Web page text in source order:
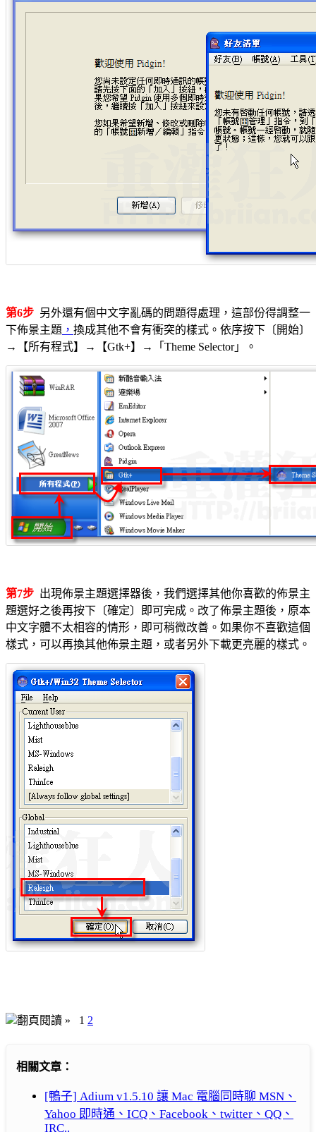
第6步 另外還有個中文字亂碼的問題得處理，這部份得調整一
下佈景主題 ， 換成其他不會有衝突的樣式。依序按下〔開始〕
→【所有程式】→【Gtk+】→「Theme Selector」。
第7步 出現佈景主題選擇器後，我們選擇其他你喜歡的佈景主
題選好之後再按下〔確定〕即可完成。改了佈景主題後，原本
中文字體不太相容的情形，即可稍微改善。如果你不喜歡這個
樣式，可以再換其他佈景主題，或者另外下載更亮麗的樣式。
翻頁閱讀 » 1 2
相關文章：
[鴨子] Adium v1.5.10 讓 Mac 電腦同時聊 MSN、
Yahoo 即時通、ICQ、Facebook、twitter、QQ、
IRC..